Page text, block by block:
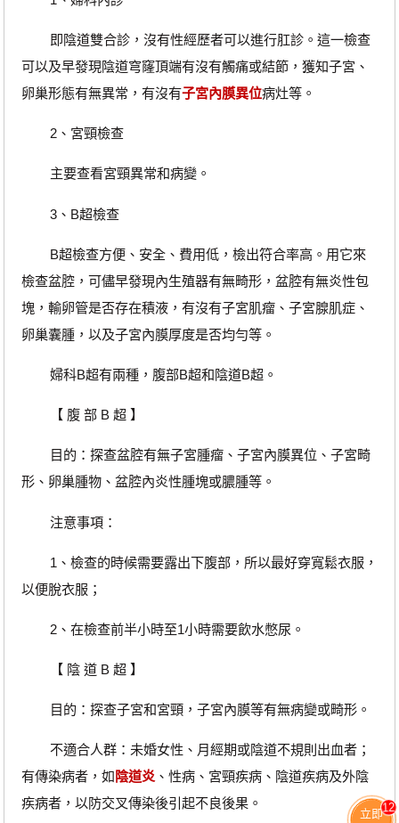
即陰道雙合診，沒有性經歷者可以進行肛診。這一檢查
可以及早發現陰道穹窿頂端有沒有觸痛或結節，獲知子宮、
卵巢形態有無異常，有沒有子宮內膜異位病灶等。
2、宮頸檢查
主要查看宮頸異常和病變。
3、B超檢查
B超檢查方便、安全、費用低，檢出符合率高。用它來
檢查盆腔，可儘早發現內生殖器有無畸形，盆腔有無炎性包
塊，輸卵管是否存在積液，有沒有子宮肌瘤、子宮腺肌症、
卵巢囊腫，以及子宮內膜厚度是否均勻等。
婦科B超有兩種，腹部B超和陰道B超。
【 腹 部 B 超 】
目的：探查盆腔有無子宮腫瘤、子宮內膜異位、子宮畸
形、卵巢腫物、盆腔內炎性腫塊或膿腫等。
注意事項：
1、檢查的時候需要露出下腹部，所以最好穿寬鬆衣服，
以便脫衣服；
2、在檢查前半小時至1小時需要飲水憋尿。
【 陰 道 B 超 】
目的：探查子宮和宮頸，子宮內膜等有無病變或畸形。
不適合人群：未婚女性、月經期或陰道不規則出血者；
有傳染病者，如 陰道炎、性病、宮頸疾病、陰道疾病及外陰
疾病者，以防交叉傳染後引起不良後果。
立即12